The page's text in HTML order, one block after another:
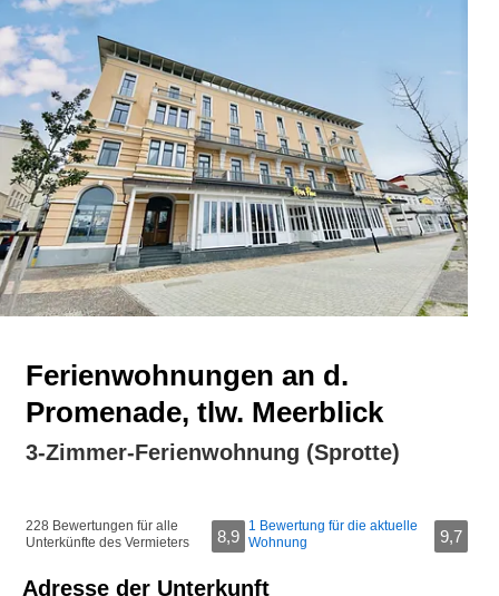
Ferienwohnungen an d.
Promenade, tlw. Meerblick
3-Zimmer-Ferienwohnung (Sprotte)
228 Bewertungen für alle
Unterkünfte des Vermieters
8,9
1 Bewertung für die aktuelle
Wohnung
9,7
Adresse der Unterkunft